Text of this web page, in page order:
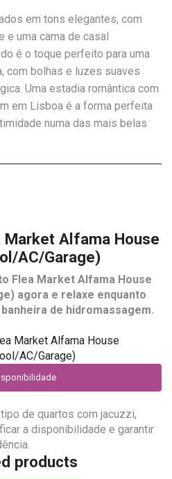
em tons elegantes, com
e uma cama de casal
é o toque perfeito para uma
com bolhas e luzes suaves
Uma estadia romântica com
em Lisboa é a forma perfeita
numa das mais belas
Alfama House
AC/Garage)
Flea Market Alfama House
agora e relaxe enquanto
de hidromassagem.
de quartos com jacuzzi,
a disponibilidade e garantir
products